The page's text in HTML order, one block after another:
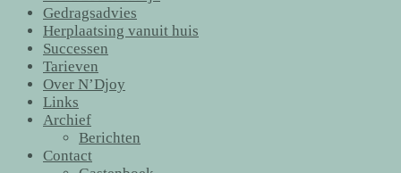
Gedragsadvies
Herplaatsing vanuit huis
Successen
Tarieven
Over N’Djoy
Links
Archief
Berichten
Contact